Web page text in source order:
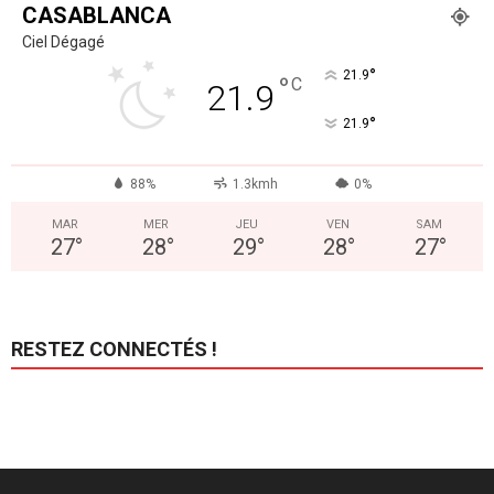
CASABLANCA
Ciel Dégagé
21.9 °C 21.9°
21.9°
88% 1.3kmh 0%
MAR
27°
MER
28°
JEU
29°
VEN
28°
SAM
27°
RESTEZ CONNECTÉS !